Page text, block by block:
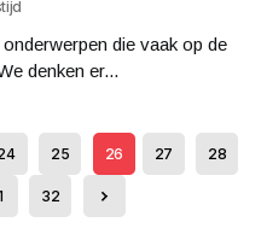
die vaak op de
denken er...
25 26 27 28
32